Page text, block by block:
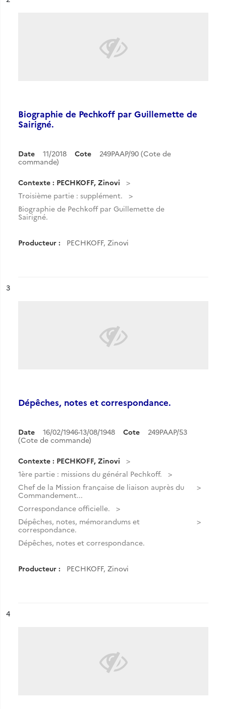
Biographie de Pechkoff par Guillemette de
Sairigné.
Date 11/2018 Cote
249PAAP/90 (Cote de
commande)
Contexte : PECHKOFF, Zinovi
Troisième partie : supplément.
Biographie de Pechkoff par Guillemette de
Sairigné.
Producteur : PECHKOFF, Zinovi
n°
3
Dépêches, notes et correspondance.
Date 16/02/1946-13/08/1948 Cote
249PAAP/53
(Cote de commande)
Contexte : PECHKOFF, Zinovi
1ère partie : missions du général Pechkoff.
Chef de la Mission française de liaison auprès du
Commandement...
Correspondance officielle.
Dépêches, notes, mémorandums et
correspondance.
Dépêches, notes et correspondance.
Producteur : PECHKOFF, Zinovi
n°
4